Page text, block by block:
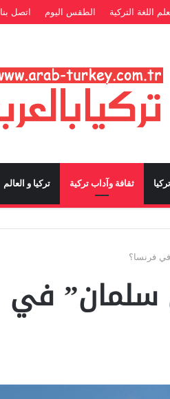
اللغة التركية الطقس اليوم اتصل بنا
ثقافة وآداب تركية تركيا و العالم
فرنسا؟
سلمان” في